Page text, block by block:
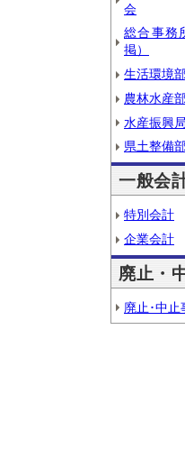
会
総合事務
掲）
生活環境
農林水産
水産振興
県土整備
一般会
特別会計
企業会計
廃止・
廃止･中止